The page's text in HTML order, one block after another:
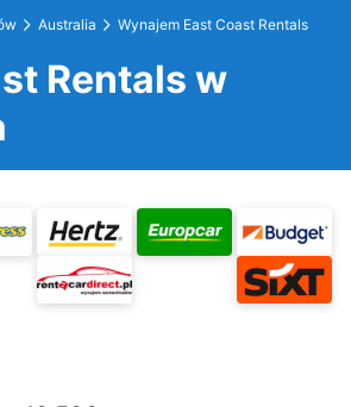
Australia Wynajem East Coast Rentals
Rentals w